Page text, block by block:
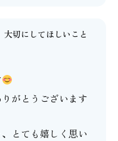
切にしてほしいこと
がとうございます
とても嬉しく思い